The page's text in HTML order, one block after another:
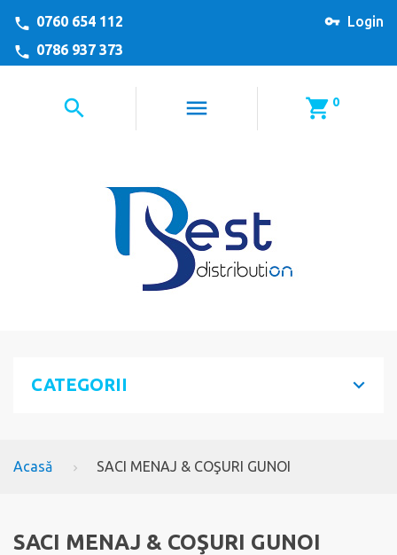
Login
0760 654 112
0786 937 373
0
CATEGORII
Acasă SACI MENAJ & COŞURI GUNOI
SACI MENAJ & COŞURI GUNOI